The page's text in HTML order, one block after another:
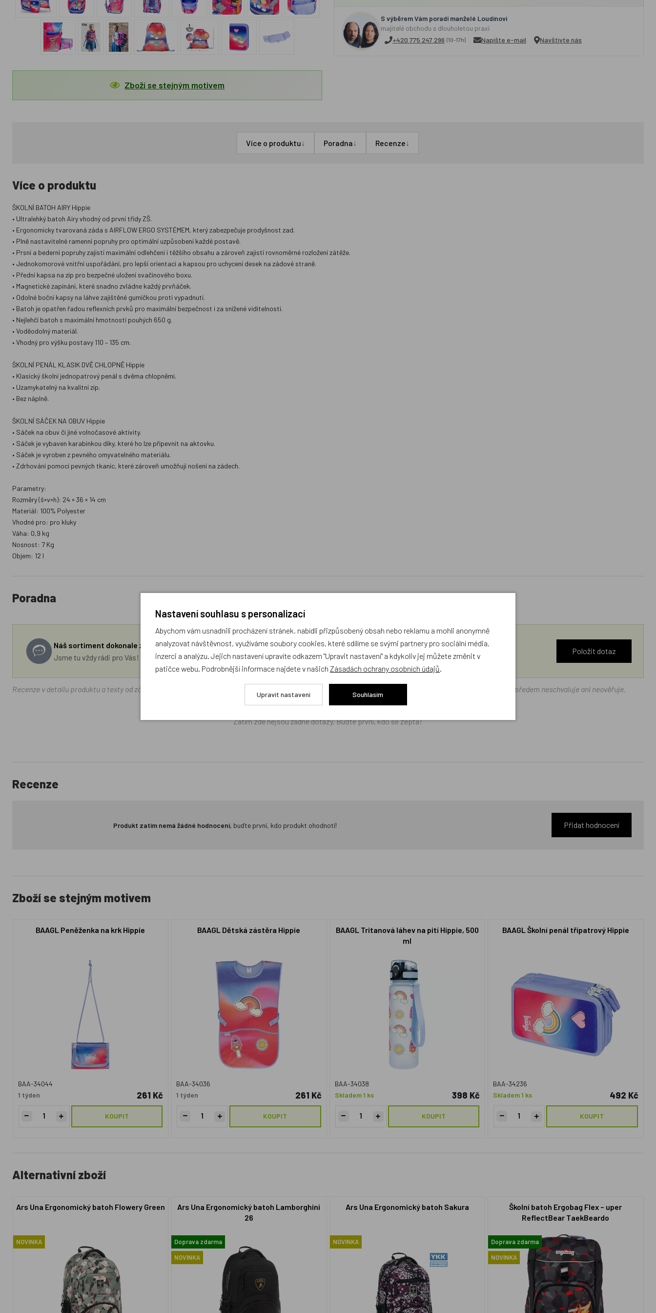
Zboží se stejným motivem
S výběrem Vám poradí manželé Loudínovi
majitelé obchodu s dlouholetou praxí
+420 775 247 296 (10-17h) Napište e-mail Navštivte nás
Více o produktu↓ Poradna↓ Recenze↓
Více o produktu
ŠKOLNÍ BATOH AIRY Hippie
• Ultralehký batoh Airy vhodný od první třídy ZŠ.
• Ergonomicky tvarovaná záda s AIRFLOW ERGO SYSTÉMEM, který zabezpečuje prodyšnost zad.
• Plně nastavitelné ramenní popruhy pro optimální uzpůsobení každé postavě.
• Prsní a bederní popruhy zajistí maximální odlehčení i těžšího obsahu a zároveň zajistí rovnoměrné rozložení zátěže.
• Jednokomorové vnitřní uspořádání, pro lepší orientaci a kapsou pro uchycení desek na zádové straně.
• Přední kapsa na zip pro bezpečné uložení svačinového boxu.
• Magnetické zapínání, které snadno zvládne každý prvňáček.
• Odolné boční kapsy na láhve zajištěné gumičkou proti vypadnutí.
• Batoh je opatřen řadou reflexních prvků pro maximální bezpečnost i za snížené viditelnosti.
• Nejlehčí batoh s maximální hmotností pouhých 650 g.
• Voděodolný materiál.
• Vhodný pro výšku postavy 110 – 135 cm.
ŠKOLNÍ PENÁL KLASIK DVĚ CHLOPNĚ Hippie
• Klasický školní jednopatrový penál s dvěma chlopněmi.
• Uzamykatelný na kvalitní zip.
• Bez náplně.
ŠKOLNÍ SÁČEK NA OBUV Hippie
• Sáček na obuv či jiné volnočasové aktivity.
• Sáček je vybaven karabinkou díky, které ho lze připevnit na aktovku.
• Sáček je vyroben z pevného omyvatelného materiálu.
• Zdrhování pomocí pevných tkanic, které zároveň umožňují nošení na zádech.
Parametry:
Rozměry (š×v×h): 24 × 36 × 14 cm
Materiál: 100% Polyester
Vhodné pro: pro kluky
Váha: 0,9 kg
Nosnost: 7 Kg
Objem: 12 l
Poradna
Náš sortiment dokonale známe a rádi Vám poradíme s výběrem (Po–Pá, 10–17 hod).
Jsme tu vždy rádi pro Vás! Váš rodinný obchod Dráček.cz
Položit dotaz
Recenze v detailu produktu a texty od zákazníků v poradně odrážejí výhradně názory a stanoviska zákazníků. Provozovatel e-shopu Dráček.cz texty zákazníků předem neschvaluje ani neověřuje.
Zatím zde nejsou žádné dotazy. Buďte první, kdo se zeptá!
Recenze
Produkt zatím nemá žádné hodnocení, buďte první, kdo produkt ohodnotí! Přidat hodnocení
Zboží se stejným motivem
BAAGL Peněženka na krk Hippie
BAA-34044
1 týden
261 Kč
KOUPIT
BAAGL Dětská zástěra Hippie
BAA-34036
1 týden
261 Kč
KOUPIT
BAAGL Tritanová láhev na pití Hippie, 500
ml
BAA-34038
Skladem 1 ks
398 Kč
KOUPIT
BAAGL Školní penál třípatrový Hippie
BAA-34236
Skladem 1 ks
492 Kč
KOUPIT
Alternativní zboží
Ars Una Ergonomický batoh Flowery Green
NOVINKA
Ars Una Ergonomický batoh Lamborghini
26
Doprava zdarma
NOVINKA
Ars Una Ergonomický batoh Sakura
NOVINKA
Školní batoh Ergobag Flex – uper
ReflectBear TaekBeardo
Doprava zdarma
NOVINKA
Nastavení souhlasu s personalizací
Abychom vám usnadnili procházení stránek, nabídli přizpůsobený obsah nebo reklamu a mohli anonymně
analyzovat návštěvnost, využíváme soubory cookies, které sdílíme se svými partnery pro sociální média,
inzerci a analýzu. Jejich nastavení upravíte odkazem "Upravit nastavení" a kdykoliv jej můžete změnit v
patičce webu. Podrobnější informace najdete v našich Zásadách ochrany osobních údajů.
Upravit nastavení Souhlasím